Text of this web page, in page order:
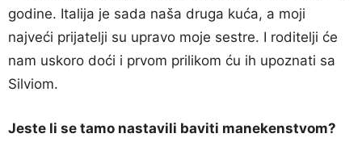
godine. Italija je sada naša druga kuća, a moji
najveći prijatelji su upravo moje sestre. I roditelji će
nam uskoro doći i prvom prilikom ću ih upoznati sa
Silviom.
Jeste li se tamo nastavili baviti manekenstvom?